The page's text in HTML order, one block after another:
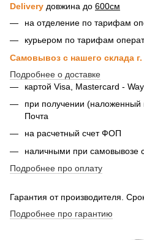
Delivery довжина до 600см
на отделение по тарифам
курьером по тарифам
Самовывоз с нашего склада
Подробнее о доставке
картой Visa, Mastercard -
при получении
Почта
на расчетный счет ФОП
наличными при самовывозе
Подробнее про оплату
Гарантия от производителя.
Подробнее про гарантию